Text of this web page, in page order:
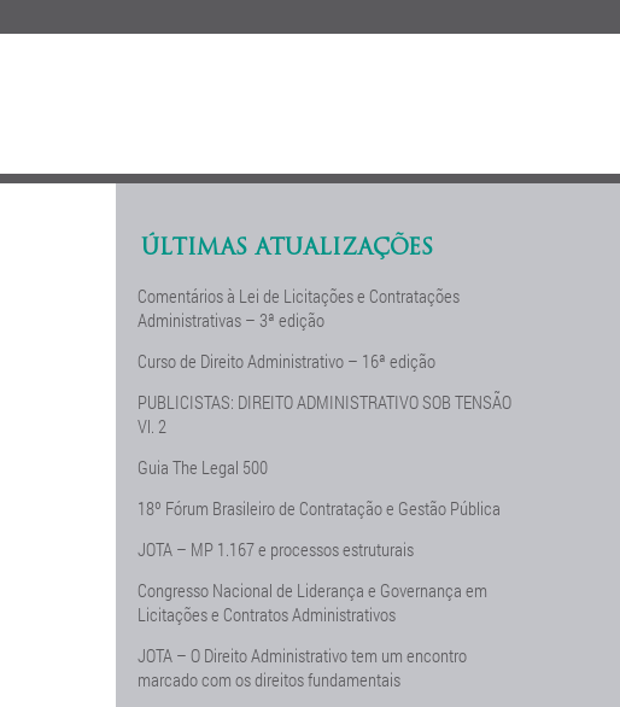
ÚLTIMAS ATUALIZAÇÕES
Comentários à Lei de Licitações e Contratações
Administrativas – 3ª edição
Curso de Direito Administrativo – 16ª edição
PUBLICISTAS: DIREITO ADMINISTRATIVO SOB TENSÃO
Vl. 2
Guia The Legal 500
18º Fórum Brasileiro de Contratação e Gestão Pública
JOTA – MP 1.167 e processos estruturais
Congresso Nacional de Liderança e Governança em
Licitações e Contratos Administrativos
JOTA – O Direito Administrativo tem um encontro
marcado com os direitos fundamentais